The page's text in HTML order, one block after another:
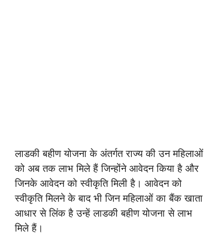
लाडकी बहीण योजना के अंतर्गत राज्य की उन महिलाओं
को अब तक लाभ मिले हैं जिन्होंने आवेदन किया है और
जिनके आवेदन को स्वीकृति मिली है। आवेदन को
स्वीकृति मिलने के बाद भी जिन महिलाओं का बैंक खाता
आधार से लिंक है उन्हें लाडकी बहीण योजना से लाभ
मिले हैं।